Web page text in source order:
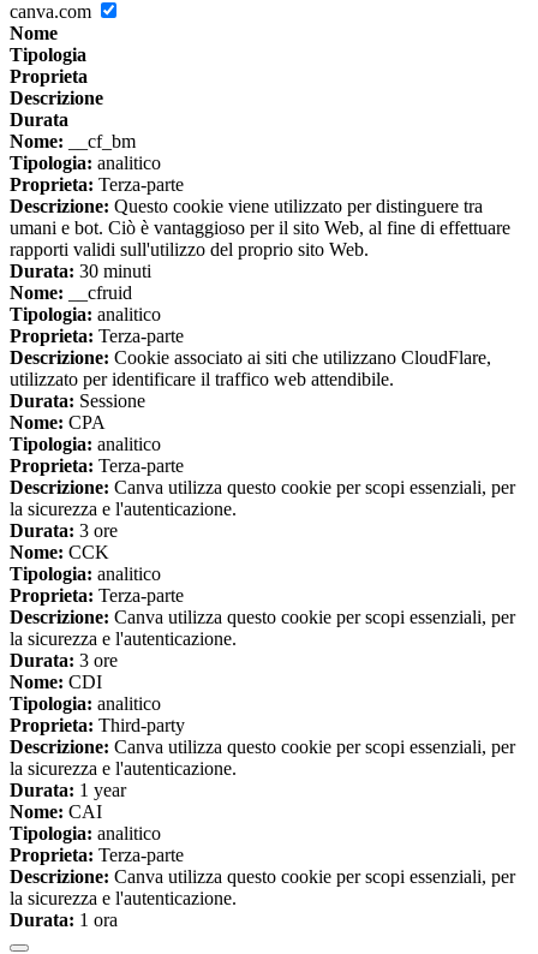
canva.com
Nome
Tipologia
Proprieta
Descrizione
Durata
Nome: __cf_bm
Tipologia: analitico
Proprieta: Terza-parte
Descrizione: Questo cookie viene utilizzato per distinguere tra
umani e bot. Ciò è vantaggioso per il sito Web, al fine di effettuare
rapporti validi sull'utilizzo del proprio sito Web.
Durata: 30 minuti
Nome: __cfruid
Tipologia: analitico
Proprieta: Terza-parte
Descrizione: Cookie associato ai siti che utilizzano CloudFlare,
utilizzato per identificare il traffico web attendibile.
Durata: Sessione
Nome: CPA
Tipologia: analitico
Proprieta: Terza-parte
Descrizione: Canva utilizza questo cookie per scopi essenziali, per
la sicurezza e l'autenticazione.
Durata: 3 ore
Nome: CCK
Tipologia: analitico
Proprieta: Terza-parte
Descrizione: Canva utilizza questo cookie per scopi essenziali, per
la sicurezza e l'autenticazione.
Durata: 3 ore
Nome: CDI
Tipologia: analitico
Proprieta: Third-party
Descrizione: Canva utilizza questo cookie per scopi essenziali, per
la sicurezza e l'autenticazione.
Durata: 1 year
Nome: CAI
Tipologia: analitico
Proprieta: Terza-parte
Descrizione: Canva utilizza questo cookie per scopi essenziali, per
la sicurezza e l'autenticazione.
Durata: 1 ora